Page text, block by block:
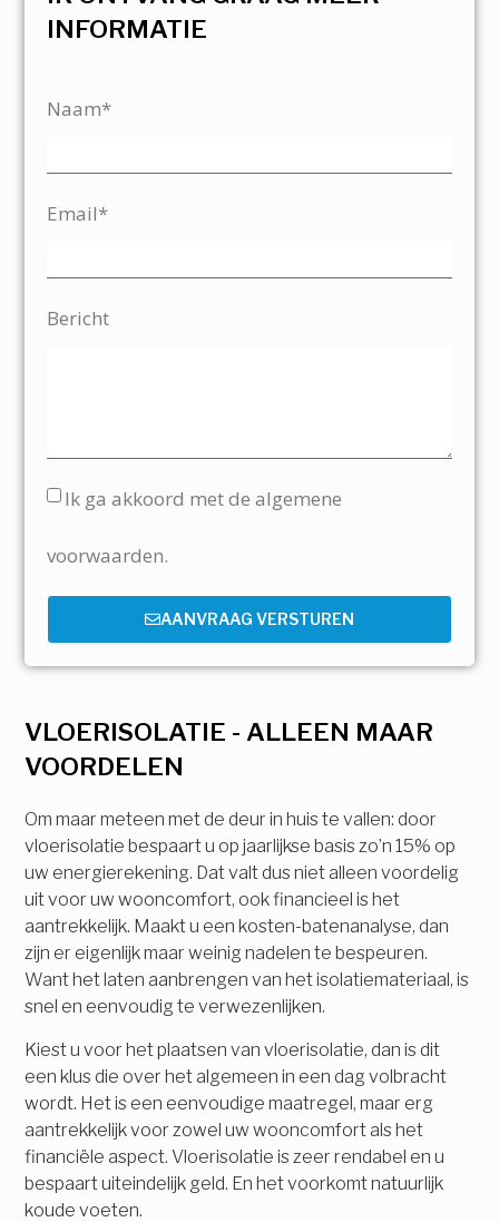
VLOERISOLATIE - ALLEEN MAAR
VOORDELEN
Om maar meteen met de deur in huis te vallen: door
vloerisolatie bespaart u op jaarlijkse basis zo’n 15% op
uw energierekening. Dat valt dus niet alleen voordelig
uit voor uw wooncomfort, ook financieel is het
aantrekkelijk. Maakt u een kosten-batenanalyse, dan
zijn er eigenlijk maar weinig nadelen te bespeuren.
Want het laten aanbrengen van het isolatiemateriaal, is
snel en eenvoudig te verwezenlijken.
Kiest u voor het plaatsen van vloerisolatie, dan is dit
een klus die over het algemeen in een dag volbracht
wordt. Het is een eenvoudige maatregel, maar erg
aantrekkelijk voor zowel uw wooncomfort als het
financiële aspect. Vloerisolatie is zeer rendabel en u
bespaart uiteindelijk geld. En het voorkomt natuurlijk
koude voeten.
INFORMATIE
Naam*
Email*
Bericht
Ik ga akkoord met de algemene
voorwaarden.
AANVRAAG VERSTUREN